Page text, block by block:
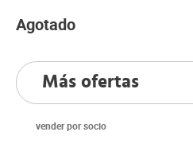
Agotado
Más ofertas
vender por socio